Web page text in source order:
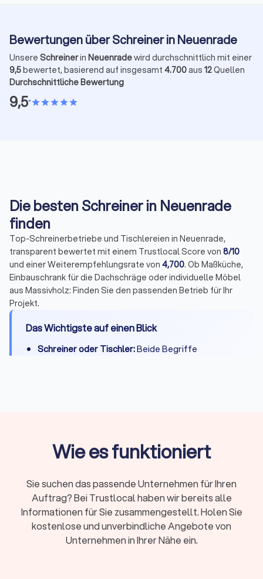
Bewertungen über Schreiner in Neuenrade
Unsere Schreinerin Neuenradewird durchschnittlich mit einer
9,5bewertet, basierend auf insgesamt 4.700aus 12Quellen
Durchschnittliche Bewertung
9,5•starstarstarstarstar
Die besten Schreiner in Neuenrade
finden
Top-Schreinerbetriebe und Tischlereien in Neuenrade,
transparent bewertet mit einem Trustlocal Score von 8/10
und einer Weiterempfehlungsrate von 4,700. Ob Maßküche,
Einbauschrank für die Dachschräge oder individuelle Möbel
aus Massivholz: Finden Sie den passenden Betrieb für Ihr
Projekt.
Das Wichtigste auf einen Blick
Schreiner oder Tischler:Beide Begriffe
Kosten:Einbauschränke ab ca. 800 € pro lfd.
Meter, Schreinerküchen typischerweise zwischen
Stundensatz:Durchschnittlich 45 €/Std., je nach
Leistung und Region zwischen 45 € und 60 €
Qualifikation:Auf Meisterbrief oder
Innungsmitgliedschaft achten – Trustlocal listet
Wie es funktioniert
Sie suchen das passende Unternehmen für Ihren
Auftrag? Bei Trustlocal haben wir bereits alle
Informationen für Sie zusammengestellt. Holen Sie
kostenlose und unverbindliche Angebote von
Unternehmen in Ihrer Nähe ein.